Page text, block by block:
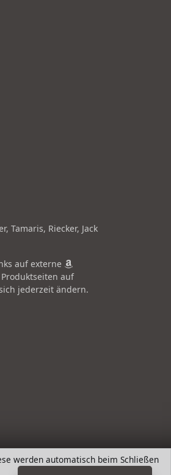
werden automatisch beim Schließen
Tamaris, Riecker, Jack
auf externe
auf
jederzeit ändern.